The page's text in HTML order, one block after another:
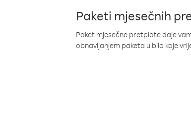
Paketi mjesečnih
Paket mjesečne pretplate daje
obnavljanjem paketa u bilo koje